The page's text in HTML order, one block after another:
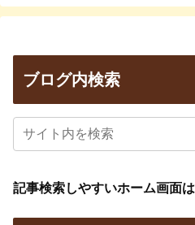
ブログ内検索
記事検索しやすいホーム画面は